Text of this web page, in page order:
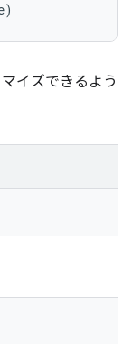
イズできるよう